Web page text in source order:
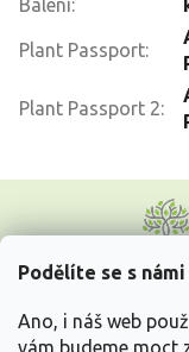
Podělíte se s
Ano, i náš web
vám budeme moct
Balení:
Plant Passport:
Plant Passport 2:
p
Vše o nákupu